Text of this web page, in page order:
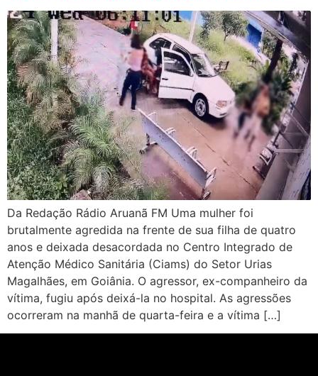
Da Redação Rádio Aruanã FM Uma mulher foi
brutalmente agredida na frente de sua filha de quatro
anos e deixada desacordada no Centro Integrado de
Atenção Médico Sanitária (Ciams) do Setor Urias
Magalhães, em Goiânia. O agressor, ex-companheiro da
vítima, fugiu após deixá-la no hospital. As agressões
ocorreram na manhã de quarta-feira e a vítima […]